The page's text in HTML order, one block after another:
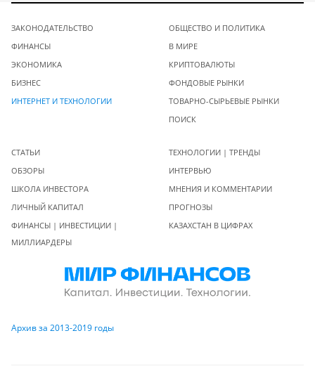
ЗАКОНОДАТЕЛЬСТВО
ФИНАНСЫ
ЭКОНОМИКА
БИЗНЕС
ИНТЕРНЕТ И ТЕХНОЛОГИИ
ОБЩЕСТВО И ПОЛИТИКА
В МИРЕ
КРИПТОВАЛЮТЫ
ФОНДОВЫЕ РЫНКИ
ТОВАРНО-СЫРЬЕВЫЕ РЫНКИ
ПОИСК
СТАТЬИ
ОБЗОРЫ
ШКОЛА ИНВЕСТОРА
ЛИЧНЫЙ КАПИТАЛ
ФИНАНСЫ | ИНВЕСТИЦИИ |
МИЛЛИАРДЕРЫ
ТЕХНОЛОГИИ | ТРЕНДЫ
ИНТЕРВЬЮ
МНЕНИЯ И КОММЕНТАРИИ
ПРОГНОЗЫ
КАЗАХСТАН В ЦИФРАХ
Архив за 2013-2019 годы